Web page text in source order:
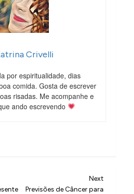
Crivelli
por espiritualidade, dias
comida. Gosta de escrever
risadas. Me acompanhe e
ando escrevendo
Next
Post
Next
Previsões de Câncer para